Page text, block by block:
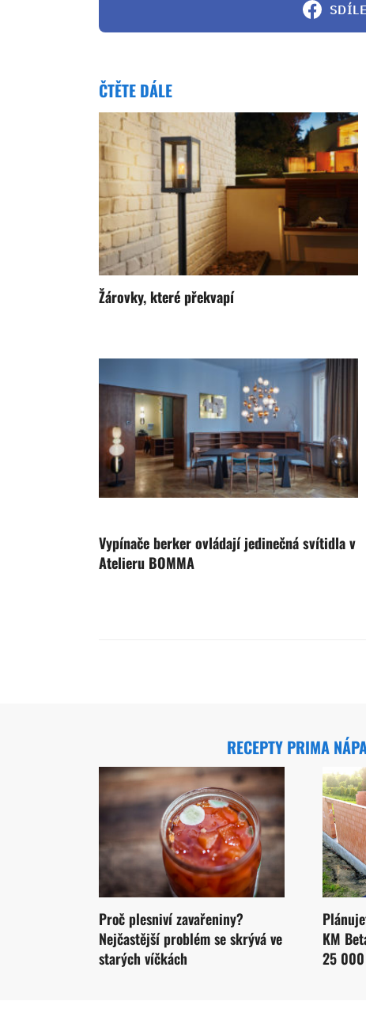
ČTĚTE DÁLE
Žárovky, které překvapí
Vypínače berker ovládají jedinečná svítidla v
Atelieru BOMMA
RECEPTY PRIMA
Proč plesniví zavařeniny?
Nejčastější problém se skrývá ve
starých víčkách
KM
25